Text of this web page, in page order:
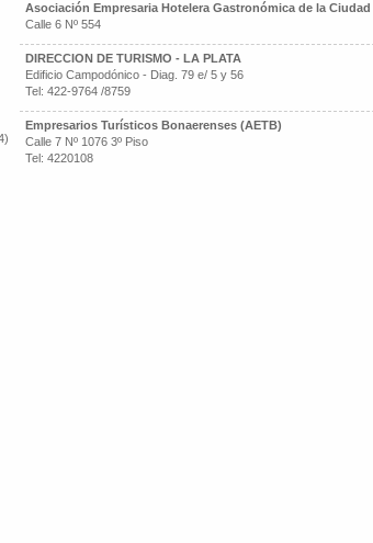
Asociación Empresaria Hotelera Gastronómica de la
Calle 6 Nº 554
DIRECCION DE TURISMO - LA PLATA
Edificio Campodónico - Diag. 79 e/ 5 y 56
Tel: 422-9764 /8759
Empresarios Turísticos Bonaerenses (AETB)
Calle 7 Nº 1076 3º Piso
Tel: 4220108